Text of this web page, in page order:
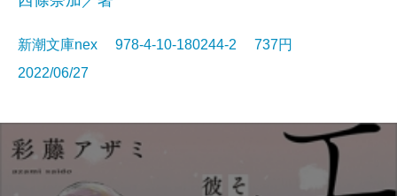
新潮文庫nex 978-4-10-180244-2 737円
2022/06/27